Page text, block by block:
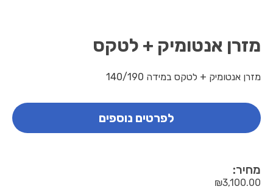
מזרן אנטומיק + לטקס
מזרן אנטומיק + לטקס במידה 140/190
לפרטים נוספים
מחיר:
₪3,100.00